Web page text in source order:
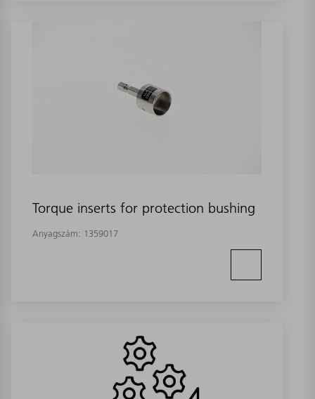
Torque inserts for protection bushing
Anyagszám: 1359017